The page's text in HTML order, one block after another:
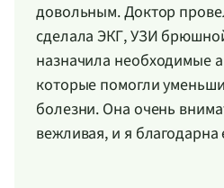
довольным. Доктор
сделала ЭКГ, УЗИ
назначила необходимые
которые помогли
болезни. Она очень
вежливая, и я